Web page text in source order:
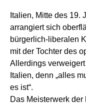
Italien, Mitte des 19.
arrangiert sich
bürgerlich-liberalen
mit der Tochter des
Allerdings
Italien, denn „alles
es ist“.
Das Meisterwerk